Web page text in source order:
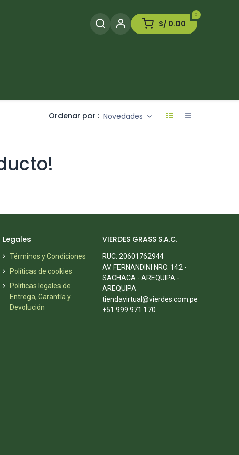
0
S/ 0.00
Ordenar por : Novedades
Legales
Términos y Condiciones
Políticas de cookies
Politicas legales de
Entrega, Garantía y
Devolución
VIERDES GRASS S.A.C.
RUC: 20601762944
AV. FERNANDINI NRO. 142 -
SACHACA - AREQUIPA -
AREQUIPA
tiendavirtual@vierdes.com.pe
+51 999 971 170